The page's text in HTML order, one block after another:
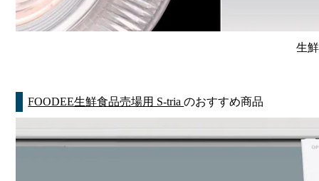
生
FOODEE生鮮食品売場用 S-triaのおすすめ商品